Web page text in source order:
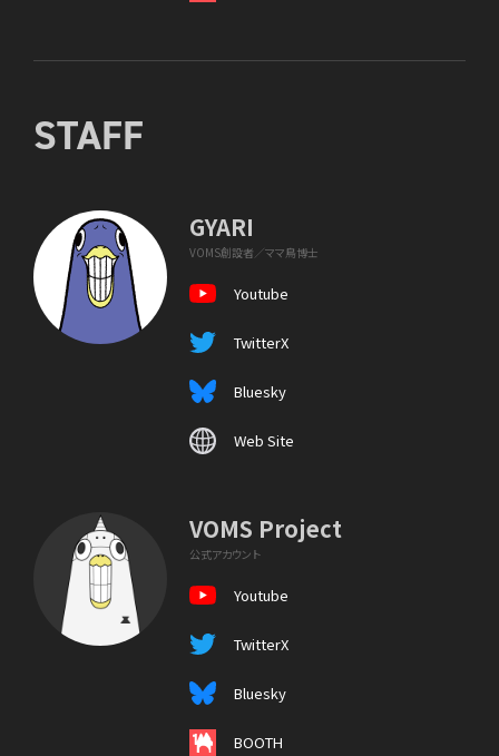
STAFF
GYARI
VOMS創設者／ママ鳥博士
Youtube
TwitterX
Bluesky
Web Site
VOMS Project
公式アカウント
Youtube
TwitterX
Bluesky
BOOTH